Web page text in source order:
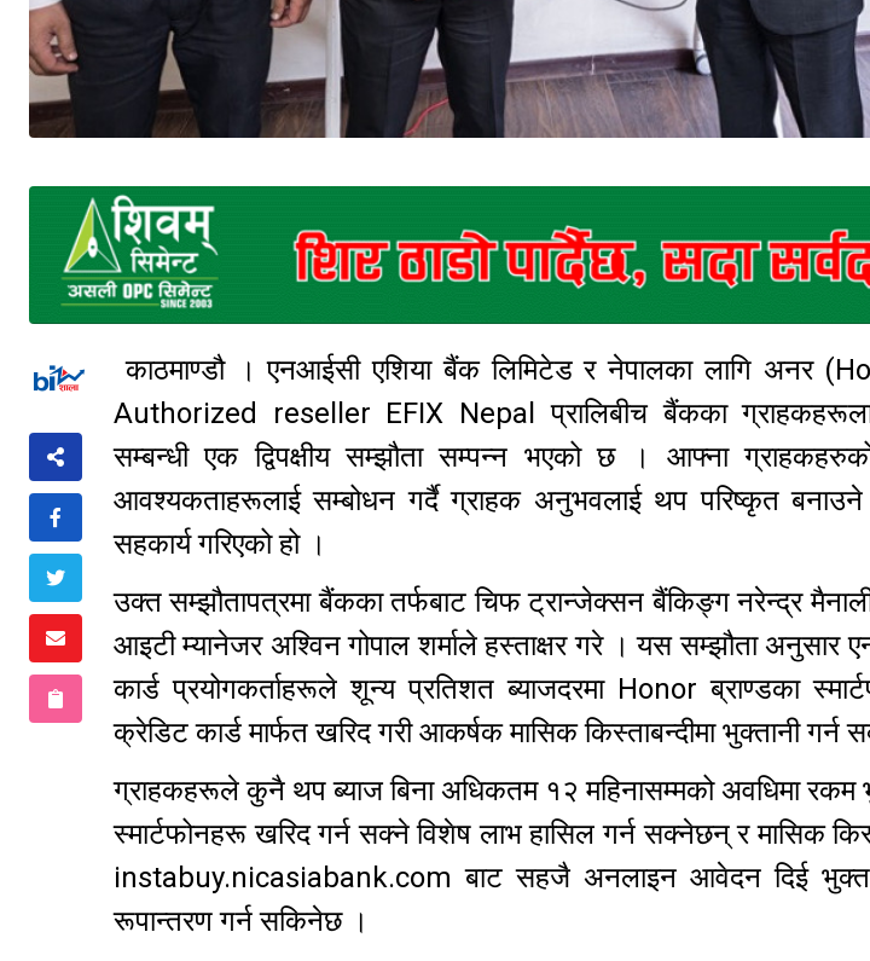
काठमाण्डौ । एनआईसी एशिया बैंक लिमिटेड र नेपालका लागि अनर
Authorized reseller EFIX Nepal प्रालिबीच बैंकका
सम्बन्धी एक द्विपक्षीय सम्झौता सम्पन्न भएको छ । आफ्ना
आवश्यकताहरूलाई सम्बोधन गर्दै ग्राहक अनुभवलाई थप परिष्कृत बनाउने
सहकार्य गरिएको हो ।
उक्त सम्झौतापत्रमा बैंकका तर्फबाट चिफ ट्रान्जेक्सन बैंकिङ्ग नरेन्द्र
आइटी म्यानेजर अश्विन गोपाल शर्माले हस्ताक्षर गरे । यस सम्झौता अनुसार
कार्ड प्रयोगकर्ताहरूले शून्य प्रतिशत ब्याजदरमा Honor ब्राण्डका
क्रेडिट कार्ड मार्फत खरिद गरी आकर्षक मासिक किस्ताबन्दीमा भुक्तानी गर्न
ग्राहकहरूले कुनै थप ब्याज बिना अधिकतम १२ महिनासम्मको अवधिमा रकम
स्मार्टफोनहरू खरिद गर्न सक्ने विशेष लाभ हासिल गर्न सक्नेछन् र मासिक
instabuy.nicasiabank.com बाट सहजै अनलाइन आवेदन दिई
रूपान्तरण गर्न सकिनेछ ।